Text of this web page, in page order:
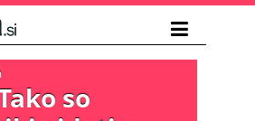
so